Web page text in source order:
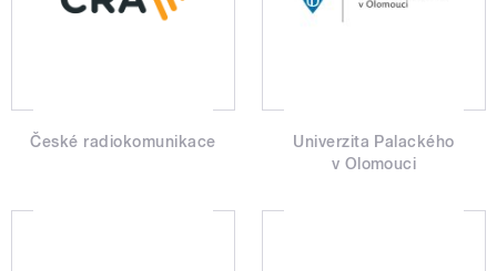
České radiokomunikace
Univerzita Palackého
v Olomouci